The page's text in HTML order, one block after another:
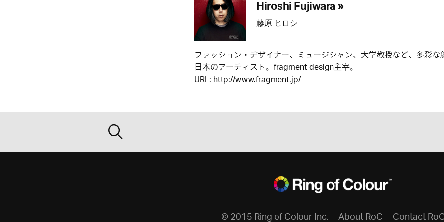
Hiroshi Fujiwara »
藤原 ヒロシ
ファッション・デザイナー、ミュージシャン、大学教授など、多彩な
日本のアーティスト。fragment design主宰。
URL:http://www.fragment.jp/
© 2015 Ring of Colour Inc. About RoC Contact RoC